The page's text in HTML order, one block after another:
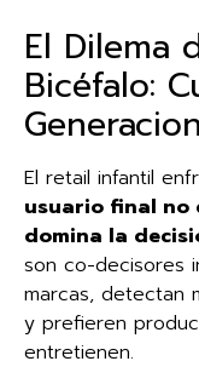
El Dilema
Bicéfalo:
El retail infantil
usuario final no
domina la
son co-decisores
marcas, detectan
y prefieren
entretienen.